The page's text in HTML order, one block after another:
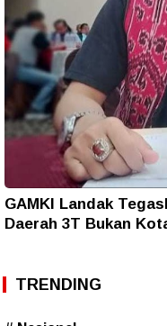
GAMKI Landak
Daerah 3T Bukan
TRENDING